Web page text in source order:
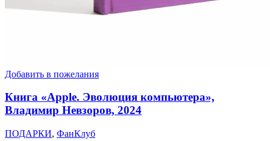
Добавить в пожелания
Книга «Apple. Эволюция компьютера»,
Владимир Невзоров, 2024
ПОДАРКИ, ФанКлуб